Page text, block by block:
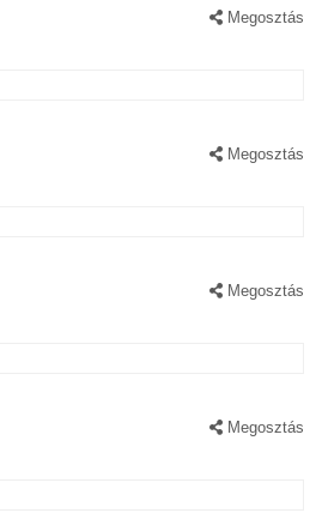
Megosztás
Megosztás
Megosztás
Megosztás